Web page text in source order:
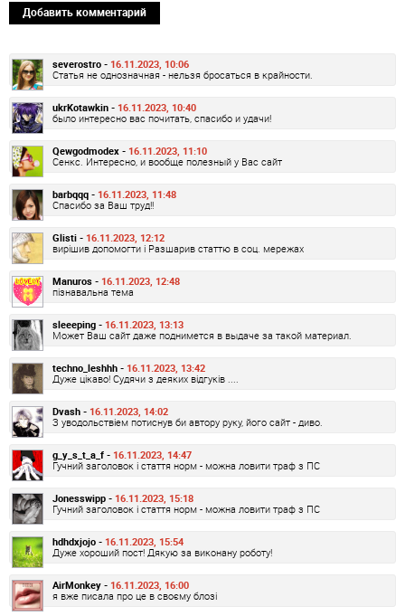
Добавить комментарий
severostro - 16.11.2023, 10:06
Статья не однозначная - нельзя бросаться в крайности.
ukrKotawkin - 16.11.2023, 10:40
было интересно вас почитать, спасибо и удачи!
Qewgodmodex - 16.11.2023, 11:10
Сенкс. Интересно, и вообще полезный у Вас сайт
barbqqq - 16.11.2023, 11:48
Спасибо за Ваш труд!!
Glisti - 16.11.2023, 12:12
вирішив допомогти і Разшарив статтю в соц. мережах
Manuros - 16.11.2023, 12:48
пізнавальна тема
sleeeping - 16.11.2023, 13:13
Может Ваш сайт даже поднимется в выдаче за такой материал.
techno_leshhh - 16.11.2023, 13:42
Дуже цікаво! Судячи з деяких відгуків ....
Dvash - 16.11.2023, 14:02
З уводольствіем потиснув би автору руку, його сайт - диво.
g_y_s_t_a_f - 16.11.2023, 14:47
Гучний заголовок і стаття норм - можна ловити траф з ПС
Jonesswipp - 16.11.2023, 15:18
Гучний заголовок і стаття норм - можна ловити траф з ПС
hdhdxjojo - 16.11.2023, 15:54
Дуже хороший пост! Дякую за виконану роботу!
AirMonkey - 16.11.2023, 16:00
я вже писала про це в своєму блозі